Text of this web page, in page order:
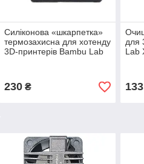
Силіконова «шкарпетка»
термозахисна для хотенду
3D-принтерів Bambu Lab
230₴
для
Lab
133